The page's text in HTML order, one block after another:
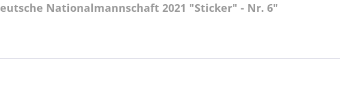
Nationalmannschaft 2021 "Sticker" - Nr. 6"